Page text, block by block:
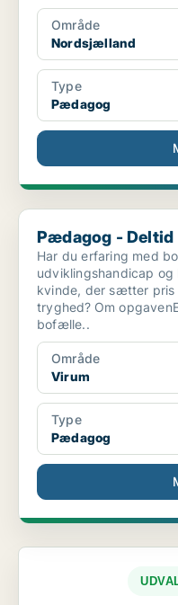
Område
Nordsjælland
Type
Pædagog
Pædagog - Deltid
Pædagog - Deltid
Har du erfaring med
udviklingshandicap
kvinde, der sætter pris
tryghed? Om
bofælle..
Område
Virum
Type
Pædagog